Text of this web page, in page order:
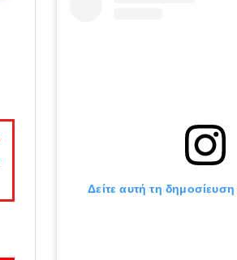
Δείτε αυτή τη